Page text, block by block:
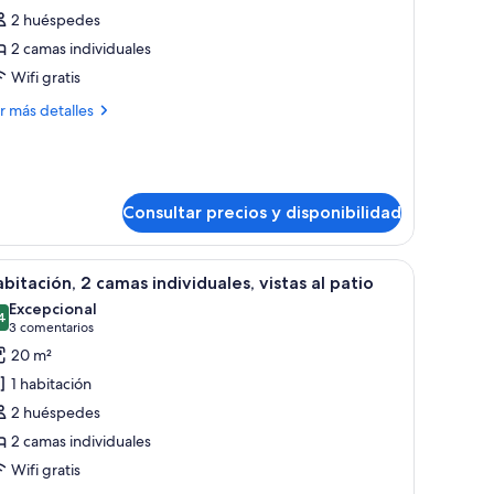
2 huéspedes
2 camas individuales
Wifi gratis
más detalles
Consultar precios y disponibilidad
con cortinas translúcidas.
un sillón amarillo, una mesa redonda y vistas a un edificio histórico por
Habitación de hotel con dos camas, una
8 2 camas individuales, vistas al patio
de 10
Excepcional
3 comentarios
(3 comentarios)
20 m²
1 habitación
2 huéspedes
2 camas individuales
Wifi gratis